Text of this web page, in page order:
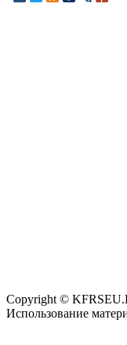
Copyright ©
Использование